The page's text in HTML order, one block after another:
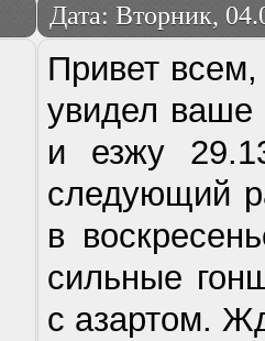
Дата: Вторник,
Привет
увидел ваше
и езжу
следующий
в
сильные
с азартом.